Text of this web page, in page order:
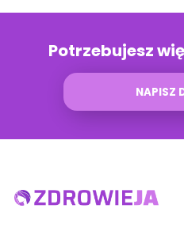
Potrzebujesz
NAPISZ